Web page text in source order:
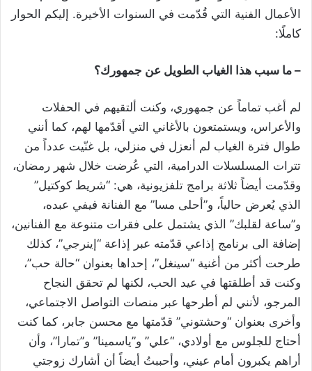
الأعمال الفنية التي قُدّمت في السنوات الأخيرة. إليكم الحوار
كاملًا:
– ما سبب هذا الغياب الطويل عن جمهورك؟
لم أغب تماماً عن جمهوري، وكنت ألتقيهم في الحفلات
والأعراس، ويستمتعون بالأغاني التي أقدّمها لهم، كما أنني
طوال فترة الغياب لم أنعزل في منزلي، بل غنّيت عدداً من
تترات المسلسلات الدرامية، التي عُرضت خلال شهر رمضان،
وقدّمت أيضاً ثلاثة برامج تلفزيونية، هي: “شريط كوكتيل”
الذي يُعرض حالياً، و”أحلى مسا” مع الفنانة فيفي عبده،
و”ساعة لقلبك” الذي يشتمل على فقرات متنوعة مع الفنانين،
إضافة الى برنامج إذاعي قدّمته عبر إذاعة “إينرجي”، كذلك
طرحت أكثر من أغنية “سينغل”، إحداها بعنوان “حالة حب”،
وكنت قد أطلقتها في عيد الحب، لكنها لم تحقق النجاح
المرجو، لأنني لم أطرحها عبر منصات التواصل الاجتماعي،
وأخرى بعنوان “وحشتوني” قدّمتها مع محسن جابر، كما كنت
أحتاج للجلوس مع أولادي، “علي” و”ياسمينا” و”تمارا”، وأن
أراهم يكبرون أمام عيني، وأحببتُ أيضاً أن أشارك زوجتي